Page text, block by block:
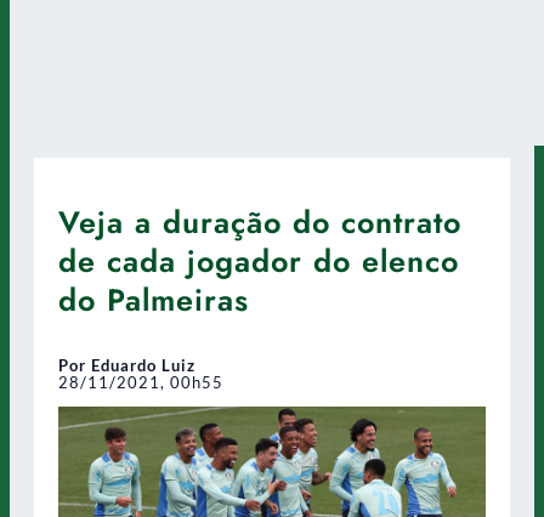
Veja a duração do contrato
de cada jogador do elenco
do Palmeiras
Por Eduardo Luiz
28/11/2021, 00h55